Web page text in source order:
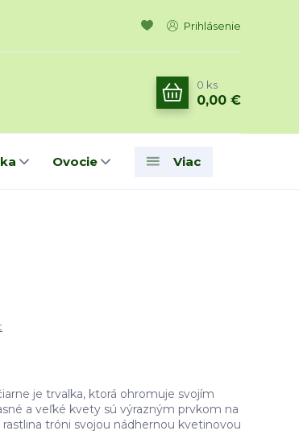
Prihlásenie
0 ks
0,00 €
Ovocie Viac
je trvalka, ktorá ohromuje svojím
a veľké kvety sú výrazným prvkom na
tróni svojou nádhernou kvetinovou